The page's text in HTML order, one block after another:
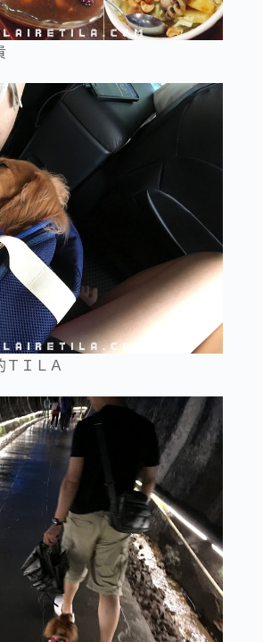
ＴＩＬＡ